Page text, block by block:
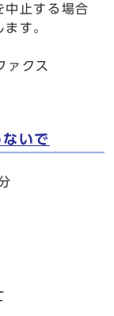
中止する場合
す。
ァクス
いで